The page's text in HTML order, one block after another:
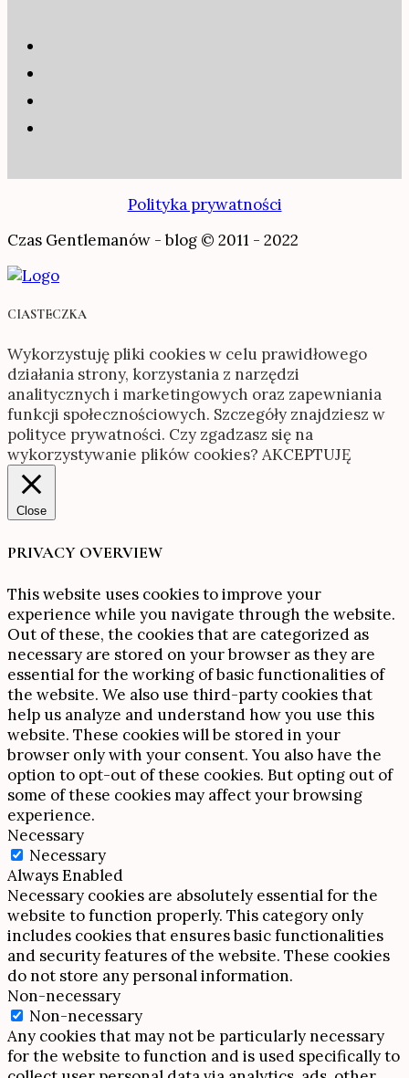
Polityka prywatności
Czas Gentlemanów - blog © 2011 - 2022
CIASTECZKA
Wykorzystuję pliki cookies w celu prawidłowego
działania strony, korzystania z narzędzi
analitycznych i marketingowych oraz zapewniania
funkcji społecznościowych. Szczegóły znajdziesz w
polityce prywatności. Czy zgadzasz się na
wykorzystywanie plików cookies? AKCEPTUJĘ
Close
PRIVACY OVERVIEW
This website uses cookies to improve your
experience while you navigate through the website.
Out of these, the cookies that are categorized as
necessary are stored on your browser as they are
essential for the working of basic functionalities of
the website. We also use third-party cookies that
help us analyze and understand how you use this
website. These cookies will be stored in your
browser only with your consent. You also have the
option to opt-out of these cookies. But opting out of
some of these cookies may affect your browsing
experience.
Necessary
Necessary
Always Enabled
Necessary cookies are absolutely essential for the
website to function properly. This category only
includes cookies that ensures basic functionalities
and security features of the website. These cookies
do not store any personal information.
Non-necessary
Non-necessary
Any cookies that may not be particularly necessary
for the website to function and is used specifically to